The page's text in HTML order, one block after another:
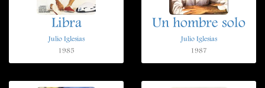
Libra
Julio Iglesias
1985
Un hombre solo
Julio Iglesias
1987